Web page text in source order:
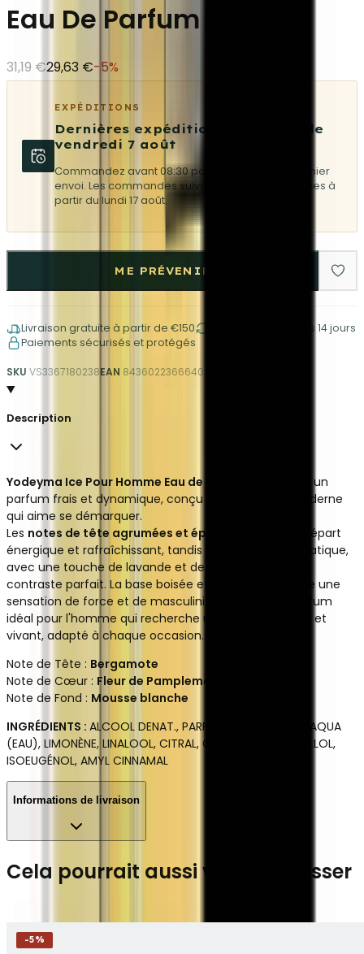
Eau De Parfum 100 ml
31,19 €29,63 €-5%
EXPÉDITIONS
Dernières expéditions garanties le
vendredi 7 août
Commandez avant 08:30 pour partir avec le dernier
envoi. Les commandes suivantes seront expédiées à
partir du lundi 17 août.
ME PRÉVENIR
Livraison gratuite à partir de €150
Retours faciles sous 14 jours
Paiements sécurisés et protégés
SKU VS3367180238EAN 8436022366640
Description
Yodeyma Ice Pour Homme Eau de Parfum 100 ml
est un
parfum frais et dynamique, conçu pour l'homme moderne
qui aime se démarquer.
Les notes de tête agrumées et épicées
offrent un départ
énergique et rafraîchissant, tandis que le cœur aromatique,
avec une touche de lavande et de menthe, crée un
contraste parfait. La base boisée et musquée confère une
sensation de force et de masculinité, rendant ce parfum
idéal pour l'homme qui recherche un parfum élégant et
vivant, adapté à chaque occasion.
Note de Tête : Bergamote
Note de Cœur : Fleur de Pamplemousse
Note de Fond : Mousse blanche
INGRÉDIENTS : ALCOOL DENAT., PARFUM (FRAGRANCE), AQUA
(EAU), LIMONÈNE, LINALOOL, CITRAL, GERANIOL, CITRONELLOL,
ISOEUGÉNOL, AMYL CINNAMAL
Informations de livraison
Cela pourrait aussi vous intéresser
-5%